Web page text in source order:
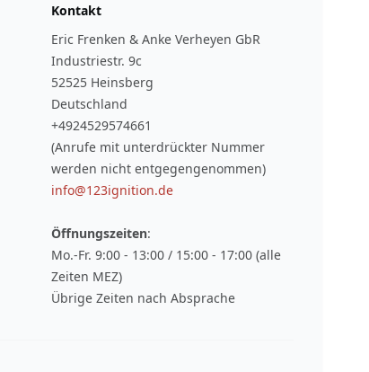
Kontakt
Eric Frenken & Anke Verheyen GbR
Industriestr. 9c
52525 Heinsberg
Deutschland
+4924529574661
(Anrufe mit unterdrückter Nummer
werden nicht entgegengenommen)
info@123ignition.de
Öffnungszeiten:
Mo.-Fr. 9:00 - 13:00 / 15:00 - 17:00 (alle
Zeiten MEZ)
Übrige Zeiten nach Absprache